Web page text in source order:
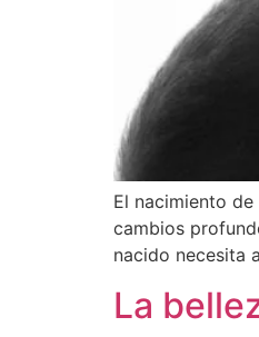
El nacimiento
cambios
nacido necesita
La